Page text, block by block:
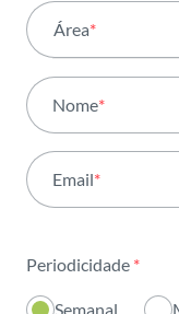
Área*
Atividade
Institucional
Inovação
Nome*
Email*
Periodicidade *
Semanal